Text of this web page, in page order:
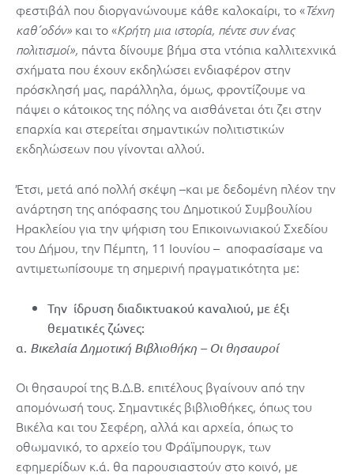
φεστιβάλ που διοργανώνουμε κάθε καλοκαίρι, το «Τέχνη
καθ΄οδόν» και το «Κρήτη μια ιστορία, πέντε συν ένας
πολιτισμοί», πάντα δίνουμε βήμα στα ντόπια καλλιτεχνικά
σχήματα που έχουν εκδηλώσει ενδιαφέρον στην
πρόσκλησή μας, παράλληλα, όμως, φροντίζουμε να
πάψει ο κάτοικος της πόλης να αισθάνεται ότι ζει στην
επαρχία και στερείται σημαντικών πολιτιστικών
εκδηλώσεων που γίνονται αλλού.
Έτσι, μετά από πολλή σκέψη –και με δεδομένη πλέον την
ανάρτηση της απόφασης του Δημοτικού Συμβουλίου
Ηρακλείου για την ψήφιση του Επικοινωνιακού Σχεδίου
του Δήμου, την Πέμπτη, 11 Ιουνίου – αποφασίσαμε να
αντιμετωπίσουμε τη σημερινή πραγματικότητα με:
Την ίδρυση διαδικτυακού καναλιού, με έξι
θεματικές ζώνες:
α. Βικελαία Δημοτική Βιβλιοθήκη – Οι θησαυροί
Οι θησαυροί της Β.Δ.Β. επιτέλους βγαίνουν από την
απομόνωσή τους. Σημαντικές βιβλιοθήκες, όπως του
Βικέλα και του Σεφέρη, αλλά και αρχεία, όπως το
οθωμανικό, το αρχείο του Φράϊμπουργκ, των
εφημερίδων κ.ά. θα παρουσιαστούν στο κοινό, με